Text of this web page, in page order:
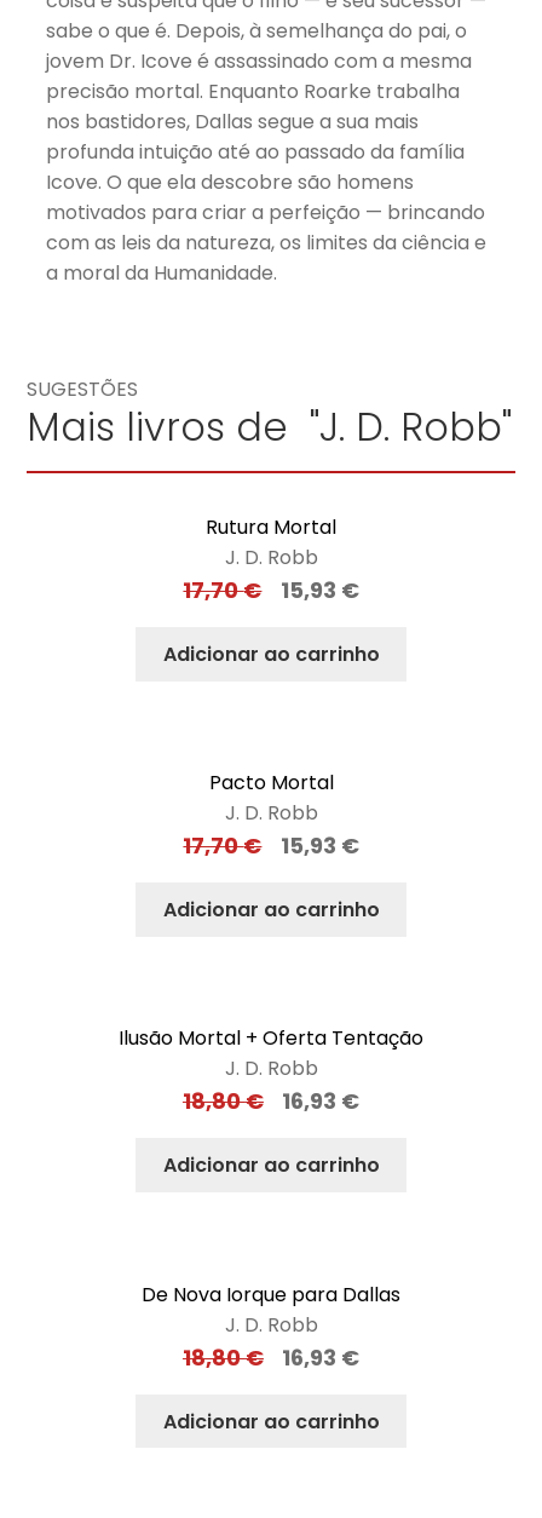
sabe o que é. Depois, à semelhança do pai, o
jovem Dr. Icove é assassinado com a mesma
precisão mortal. Enquanto Roarke trabalha
nos bastidores, Dallas segue a sua mais
profunda intuição até ao passado da família
Icove. O que ela descobre são homens
motivados para criar a perfeição — brincando
com as leis da natureza, os limites da ciência e
a moral da Humanidade.
SUGESTÕES
Mais livros de "J. D. Robb"
Rutura Mortal
J. D. Robb
17,70€ 15,93 €
Adicionar ao carrinho
Pacto Mortal
J. D. Robb
17,70€ 15,93 €
Adicionar ao carrinho
Ilusão Mortal + Oferta Tentação
J. D. Robb
18,80€ 16,93 €
Adicionar ao carrinho
De Nova Iorque para Dallas
J. D. Robb
18,80€ 16,93 €
Adicionar ao carrinho